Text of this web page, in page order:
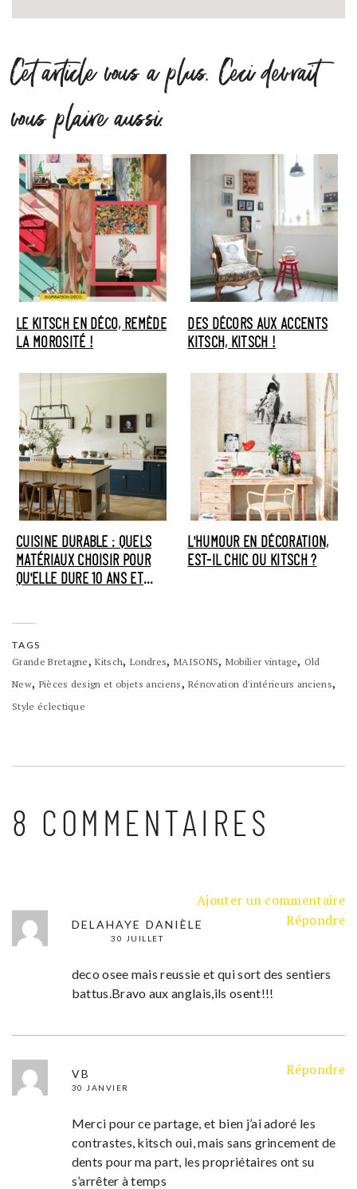
Cet article vous a plus. Ceci devrait
vous plaire aussi.
LE KITSCH EN DÉCO, REMÈDE
LA MOROSITÉ !
DES DÉCORS AUX ACCENTS
KITSCH, KITSCH !
CUISINE DURABLE : QUELS
MATÉRIAUX CHOISIR POUR
QU'ELLE DURE 10 ANS ET
L'HUMOUR EN DÉCORATION,
EST-IL CHIC OU KITSCH ?
TAGS
Grande Bretagne,Kitsch,Londres, MAISONS, Mobilier vintage, Old
New, Pièces design et objets anciens,Rénovation d'intérieurs anciens,
Style éclectique
8 COMMENTAIRES
Ajouter un commentaire
DELAHAYE DANIÈLE
30 JUILLET
Répondre
deco osee mais reussie et qui sort des sentiers
battus.Bravo aux anglais,ils osent!!!
VB
30 JANVIER
Répondre
Merci pour ce partage, et bien j’ai adoré les
contrastes, kitsch oui, mais sans grincement de
dents pour ma part, les propriétaires ont su
s’arrêter à temps